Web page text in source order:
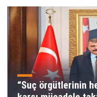
“Suç örgütlerinin